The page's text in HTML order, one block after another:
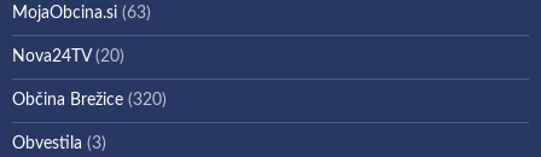
MojaObcina.si (63)
Nova24TV(20)
Občina Brežice (320)
Obvestila (3)